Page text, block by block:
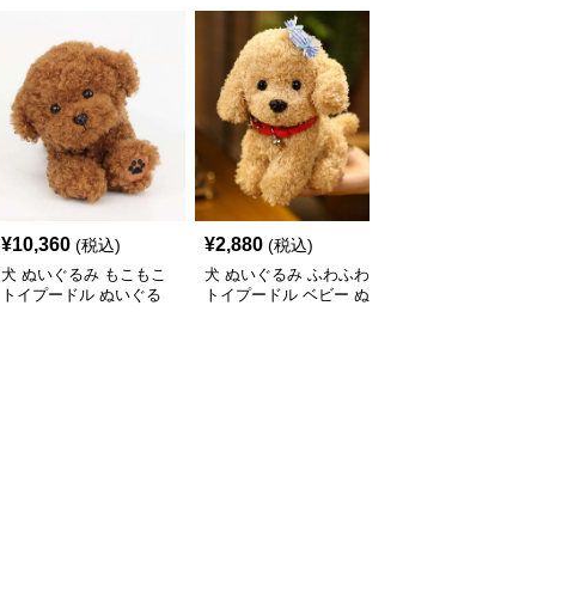
¥10,360 (税込)
犬 ぬいぐるみ もこもこ
トイプードル ぬいぐる
¥2,880 (税込)
犬 ぬいぐるみ ふわふわ
トイプードル ベビー ぬ